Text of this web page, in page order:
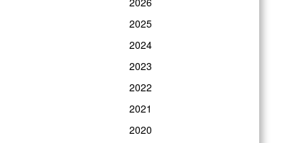
2025
2024
2023
2022
2021
2020